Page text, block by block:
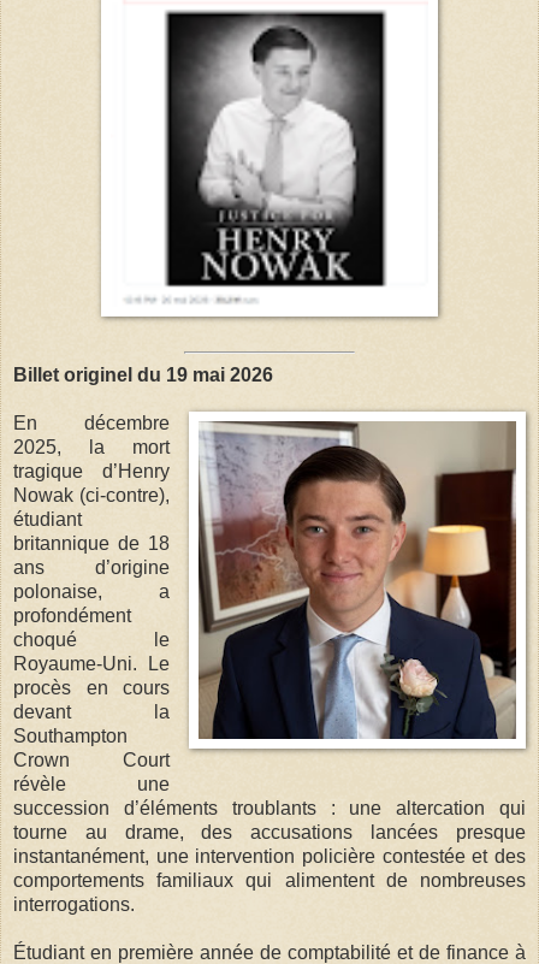
Billet originel du 19 mai 2026
En décembre
2025, la mort
tragique d’Henry
Nowak (ci-contre),
étudiant
britannique de 18
ans d’origine
polonaise, a
profondément
choqué le
Royaume-Uni. Le
procès en cours
devant la
Southampton
Crown Court
révèle une
succession d’éléments troublants : une altercation qui
tourne au drame, des accusations lancées presque
instantanément, une intervention policière contestée et des
comportements familiaux qui alimentent de nombreuses
interrogations.
Étudiant en première année de comptabilité et de finance à